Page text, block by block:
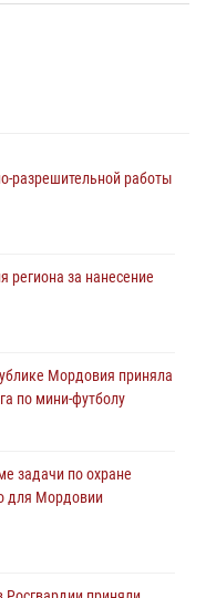
разрешительной работы
региона за нанесение
Мордовия приняла
по мини-футболу
задачи по охране
для Мордовии